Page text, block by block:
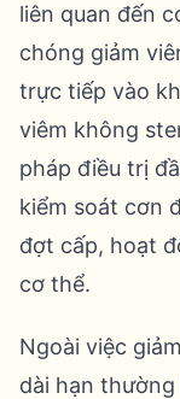
liên quan đến
chóng giảm
trực tiếp vào
viêm không
pháp điều trị
kiểm soát cơn
đợt cấp, hoạt
cơ thể.
Ngoài việc
dài hạn